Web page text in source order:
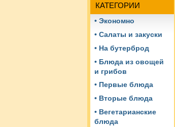
КАТЕГОРИИ
• Экономно
• Салаты и закуски
• На бутерброд
• Блюда из овощей
и грибов
• Первые блюда
• Вторые блюда
• Вегетарианские
блюда